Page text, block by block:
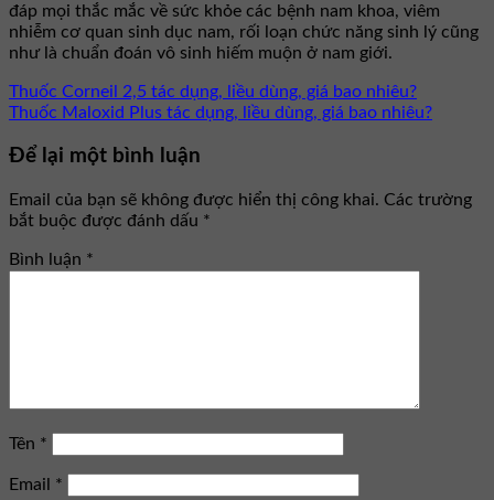
đáp mọi thắc mắc về sức khỏe các bệnh nam khoa, viêm
nhiễm cơ quan sinh dục nam, rối loạn chức năng sinh lý cũng
như là chuẩn đoán vô sinh hiếm muộn ở nam giới.
Thuốc Corneil 2,5 tác dụng, liều dùng, giá bao nhiêu?
Thuốc Maloxid Plus tác dụng, liều dùng, giá bao nhiêu?
Để lại một bình luận
Email của bạn sẽ không được hiển thị công khai. Các trường
bắt buộc được đánh dấu *
Bình luận *
Tên *
Email *